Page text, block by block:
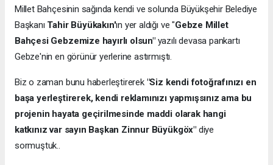
Millet Bahçesinin sağında kendi ve solunda Büyükşehir Belediye
Başkanı Tahir Büyükakın'ın yer aldığı ve "Gebze Millet
Bahçesi Gebzemize hayırlı olsun"yazılı devasa pankartı
Gebze'nin en görünür yerlerine astırmıştı.
Biz o zaman bunu haberleştirerek "Siz kendi fotoğrafınızı en
başa yerleştirerek, kendi reklamınızı yapmışsınız ama bu
projenin hayata geçirilmesinde maddi olarak hangi
katkınız var sayın Başkan Zinnur Büyükgöx" diye
sormuştuk..